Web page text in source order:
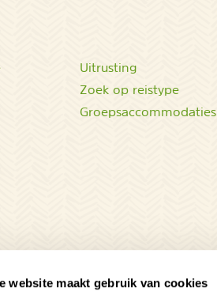
website maakt gebruik van cookies
Uitrusting
Zoek op reistype
Groepsaccommodaties